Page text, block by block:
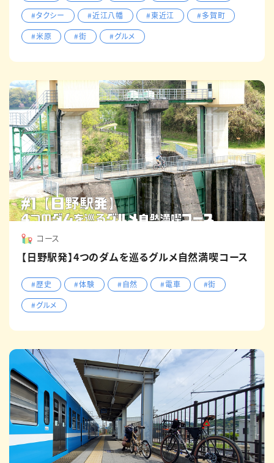
#タクシー
#近江八幡 #東近江
#多賀町
#米原
#街 #グルメ
コース
【日野駅発】4つのダムを巡るグルメ自然満喫コース
#歴史 #体験 #自然 #電車
#街
#グルメ